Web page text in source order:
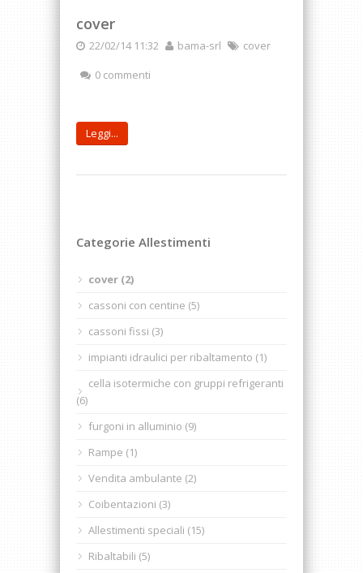
cover
22/02/14 11:32 bama-srl
cover
0 commenti
Leggi...
Categorie Allestimenti
cover (2)
cassoni con centine (5)
cassoni fissi (3)
impianti idraulici per ribaltamento (1)
cella isotermiche con gruppi refrigeranti
(6)
furgoni in alluminio (9)
Rampe (1)
Vendita ambulante (2)
Coibentazioni (3)
Allestimenti speciali (15)
Ribaltabili (5)